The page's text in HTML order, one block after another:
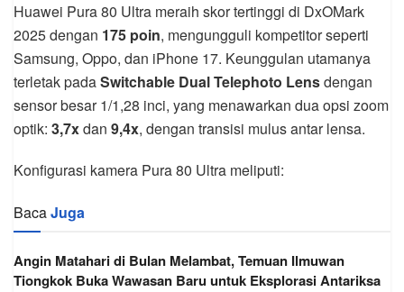
Huawei Pura 80 Ultra meraih skor tertinggi di DxOMark
2025 dengan 175 poin, mengungguli kompetitor seperti
Samsung, Oppo, dan iPhone 17. Keunggulan utamanya
terletak padaSwitchable Dual Telephoto Lensdengan
sensor besar 1/1,28 inci, yang menawarkan dua opsi zoom
optik: 3,7xdan 9,4x, dengan transisi mulus antar lensa.
Konfigurasi kamera Pura 80 Ultra meliputi:
BacaJuga
Angin Matahari di Bulan Melambat, Temuan Ilmuwan
Tiongkok Buka Wawasan Baru untuk Eksplorasi Antariksa